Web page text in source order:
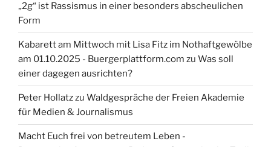
„2g“ ist Rassismus in einer besonders abscheulichen
Form
Kabarett am Mittwoch mit Lisa Fitz im Nothaftgewölbe
am 01.10.2025 - Buergerplattform.com zu Was soll
einer dagegen ausrichten?
Peter Hollatzzu Waldgespräche der Freien Akademie
für Medien & Journalismus
Macht Euch frei von betreutem Leben -